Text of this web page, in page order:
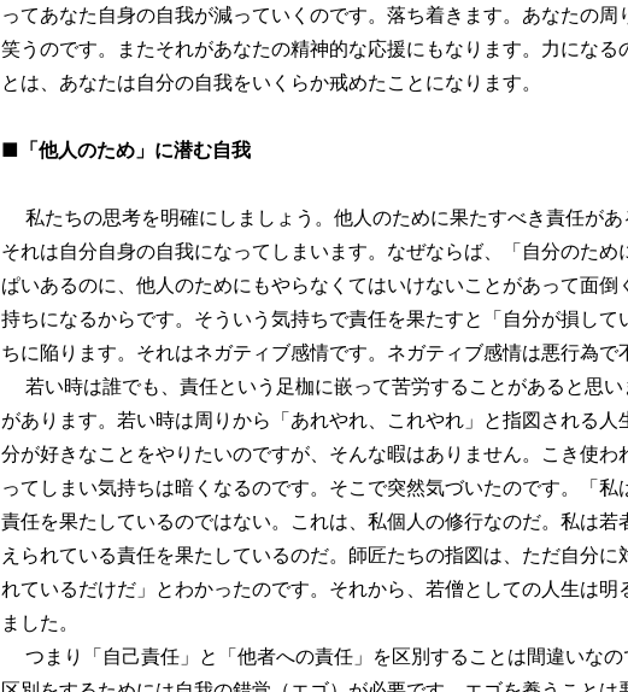
ってあなた自身の自我が減っていくのです。落ち着きます。あなたの周
笑うのです。またそれがあなたの精神的な応援にもなります。力になる
とは、あなたは自分の自我をいくらか戒めたことになります。
■「他人のため」に潜む自我
私たちの思考を明確にしましょう。他人のために果たすべき責任があ
それは自分自身の自我になってしまいます。なぜならば、「自分のため
ぱいあるのに、他人のためにもやらなくてはいけないことがあって面倒
持ちになるからです。そういう気持ちで責任を果たすと「自分が損して
ちに陥ります。それはネガティブ感情です。ネガティブ感情は悪行為で
若い時は誰でも、責任という足枷に嵌って苦労することがあると思い
があります。若い時は周りから「あれやれ、これやれ」と指図される人
分が好きなことをやりたいのですが、そんな暇はありません。こき使わ
ってしまい気持ちは暗くなるのです。そこで突然気づいたのです。「私
責任を果たしているのではない。これは、私個人の修行なのだ。私は若
えられている責任を果たしているのだ。師匠たちの指図は、ただ自分に
れているだけだ」とわかったのです。それから、若僧としての人生は明
ました。
つまり「自己責任」と「他者への責任」を区別することは間違いなの